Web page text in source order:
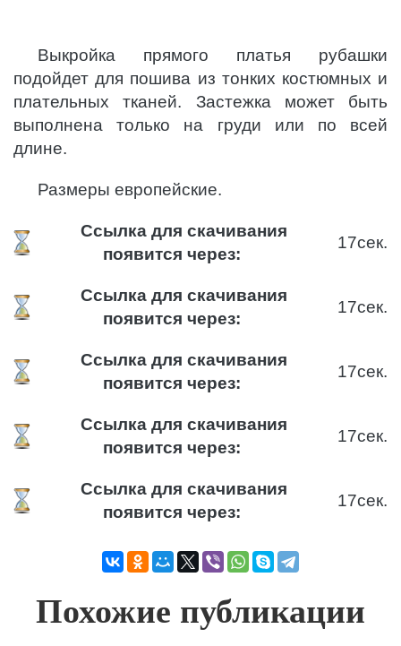
Выкройка прямого платья рубашки
подойдет для пошива из тонких костюмных и
плательных тканей. Застежка может быть
выполнена только на груди или по всей
длине.
Размеры европейские.
Ссылка для скачивания
появится через:
16сек.
Ссылка для скачивания
появится через:
16сек.
Ссылка для скачивания
появится через:
16сек.
Ссылка для скачивания
появится через:
16сек.
Ссылка для скачивания
появится через:
16сек.
Похожие публикации